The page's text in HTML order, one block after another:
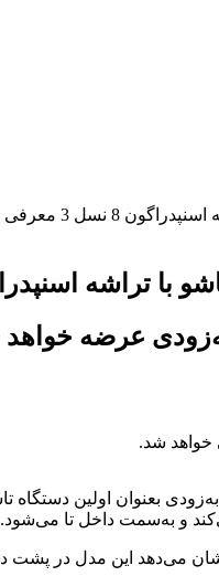
و به‌سمت داخل تا می‌شود.